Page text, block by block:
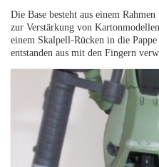
Die Base besteht aus einem
zur Verstärkung von
einem Skalpell-Rücken in die
entstanden aus mit den Fingern